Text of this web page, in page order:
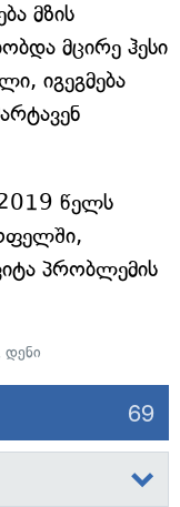
მზის
მცირე ჰესი
იგეგმება
წელს
პრობლემის
დენი
69